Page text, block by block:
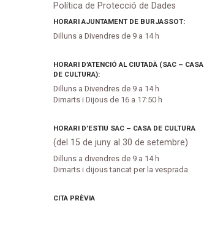
Política de Protecció de Dades
HORARI AJUNTAMENT DE BURJASSOT:
Dilluns a Divendres de 9 a 14 h
HORARI D’ATENCIÓ AL CIUTADÀ (SAC – CASA
DE CULTURA):
Dilluns a Divendres de 9 a 14 h
Dimarts i Dijous de 16 a 17:50 h
HORARI D’ESTIU SAC – CASA DE CULTURA
(del 15 de juny al 30 de setembre)
Dilluns a divendres de 9 a 14 h
Dimarts i dijous tancat per la vesprada
CITA PRÈVIA